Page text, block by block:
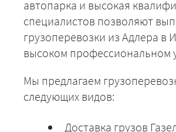
автопарка и высокая
специалистов позволяют
грузоперевозки из Адлера в
высоком профессиональном
Мы предлагаем
следующих видов:
Доставка грузов